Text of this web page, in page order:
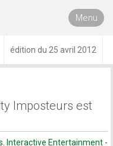
Menu
édition du 25 avril 2012
Imposteurs est
Interactive Entertainment -